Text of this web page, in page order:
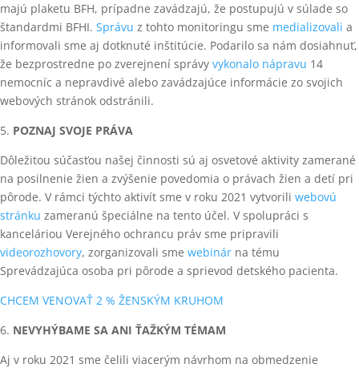
majú plaketu BFH, prípadne zavádzajú, že postupujú v súlade so
štandardmi BFHI. Správu z tohto monitoringu sme medializovali a
informovali sme aj dotknuté inštitúcie. Podarilo sa nám dosiahnuť,
že bezprostredne po zverejnení správy vykonalo nápravu 14
nemocníc a nepravdivé alebo zavádzajúce informácie zo svojich
webových stránok odstránili.
5. POZNAJ SVOJE PRÁVA
Dôležitou súčasťou našej činnosti sú aj osvetové aktivity zamerané
na posilnenie žien a zvýšenie povedomia o právach žien a detí pri
pôrode. V rámci týchto aktivít sme v roku 2021 vytvorili webovú
stránku zameranú špeciálne na tento účel. V spolupráci s
kanceláriou Verejného ochrancu práv sme pripravili
videorozhovory, zorganizovali sme webinár na tému
Sprevádzajúca osoba pri pôrode a sprievod detského pacienta.
CHCEM VENOVAŤ 2 % ŽENSKÝM KRUHOM
6. NEVYHÝBAME SA ANI ŤAŽKÝM TÉMAM
Aj v roku 2021 sme čelili viacerým návrhom na obmedzenie